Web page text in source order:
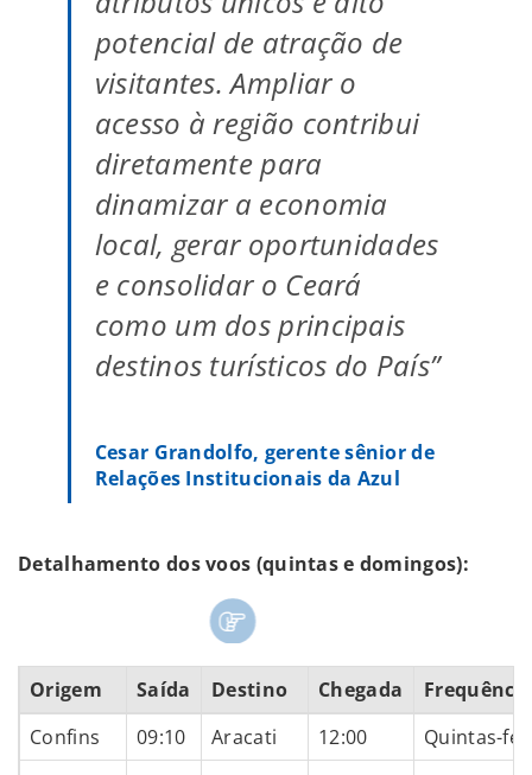
potencial de atração de
visitantes. Ampliar o
acesso à região contribui
diretamente para
dinamizar a economia
local, gerar oportunidades
e consolidar o Ceará
como um dos principais
destinos turísticos do País”
Cesar Grandolfo, gerente sênior de
Relações Institucionais da Azul
Detalhamento dos voos (quintas e domingos):
Origem Saída Destino Chegada
Frequência
Confins
09:10 Aracati 12:00
Quintas-